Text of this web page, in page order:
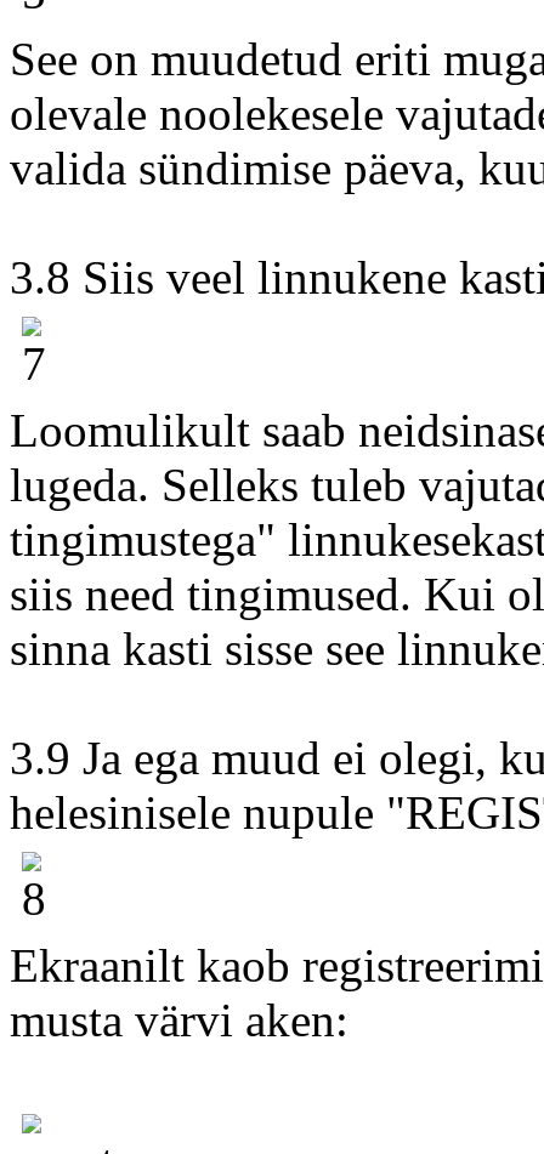
See on muudetud eriti
olevale noolekesele
valida sündimise päeva,
3.8 Siis veel linnukene
Loomulikult saab
lugeda. Selleks tuleb
tingimustega"
siis need tingimused. Kui
sinna kasti sisse see
3.9 Ja ega muud ei olegi,
helesinisele nupule
Ekraanilt kaob
musta värvi aken: